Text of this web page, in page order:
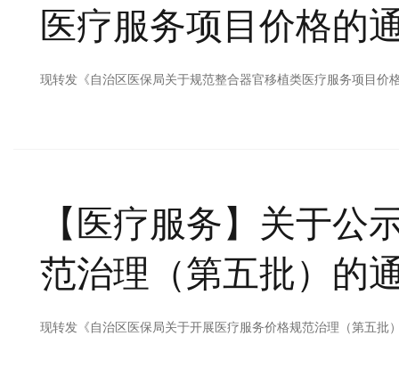
医疗服务项目价格的
现转发《自治区医保局关于规范整合器官移植类医疗服务项目
【医疗服务】 关于公
范治理（第五批）的
现转发《自治区医保局关于开展医疗服务价格规范治理（第五